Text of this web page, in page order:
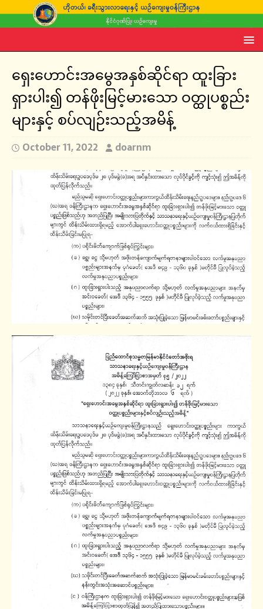
ရှေးဟောင်းအမွေအနှစ်ဆိုင်ရာ ထူးခြား
ရှားပါး၍ တန်ဖိုးမြင့်မားသော ဝတ္ထုပစ္စည်း
များနှင့် စပ်လျဉ်းသည့်အမိန့်
October 11, 2022 doarnm